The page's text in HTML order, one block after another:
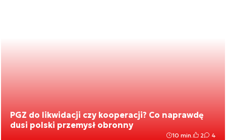
PGZ do likwidacji czy kooperacji? Co naprawdę
dusi polski przemysł obronny
10 min. 2 4